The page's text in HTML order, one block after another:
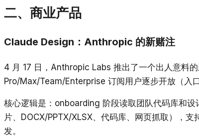
二、商业产品
Claude Design：Anthropic 的新赌注
4 月 17 日，Anthropic Labs 推出了一个出人意料
Pro/Max/Team/Enterprise 订阅用户逐步开放（入
核心逻辑是：onboarding 阶段读取团队代码库和
片、DOCX/PPTX/XLSX、代码库、网页抓取），
发。